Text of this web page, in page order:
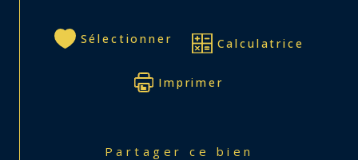
Sélectionner Calculatrice
Imprimer
Partager ce bien